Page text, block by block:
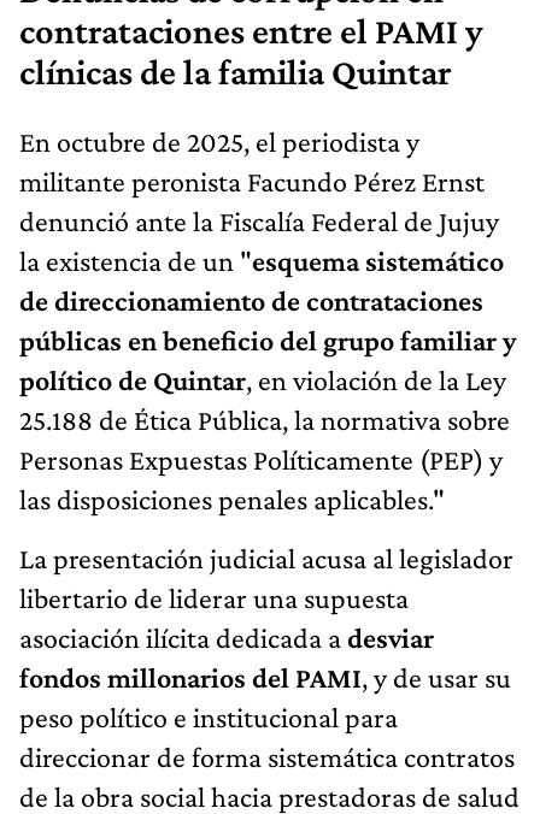
contrataciones entre el PAMI y
clínicas de la familia Quintar
En octubre de 2025, el periodista y
militante peronista Facundo Pérez Ernst
denunció ante la Fiscalía Federal de Jujuy
la existencia de un "esquema sistemático
de direccionamiento de contrataciones
públicas en beneficio del grupo familiar y
político de Quintar, en violación de la Ley
25.188 de Ética Pública, la normativa sobre
Personas Expuestas Políticamente (PEP) y
las disposiciones penales aplicables."
La presentación judicial acusa al legislador
libertario de liderar una supuesta
asociación ilícita dedicada adesviar
fondos millonarios del PAMI, y de usar su
peso político e institucional para
direccionar de forma sistemática contratos
de la obra social hacia prestadoras de salud